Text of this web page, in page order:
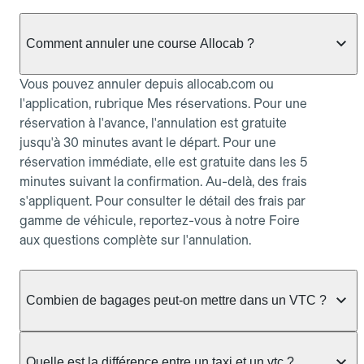
Comment annuler une course Allocab ?
Vous pouvez annuler depuis allocab.com ou
l'application, rubrique Mes réservations. Pour une
réservation à l'avance, l'annulation est gratuite
jusqu'à 30 minutes avant le départ. Pour une
réservation immédiate, elle est gratuite dans les 5
minutes suivant la confirmation. Au-delà, des frais
s'appliquent. Pour consulter le détail des frais par
gamme de véhicule, reportez-vous à notre Foire
aux questions complète sur l'annulation.
Combien de bagages peut-on mettre dans un VTC ?
réservée :